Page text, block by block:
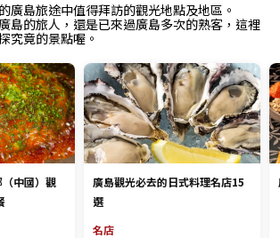
廣島旅途中值得拜訪的觀光地點及地區。
島的旅人，還是已來過廣島多次的熟客，這裡
究竟的景點喔。
中國）觀
廣島觀光必去的日式料理名店15
選
名店